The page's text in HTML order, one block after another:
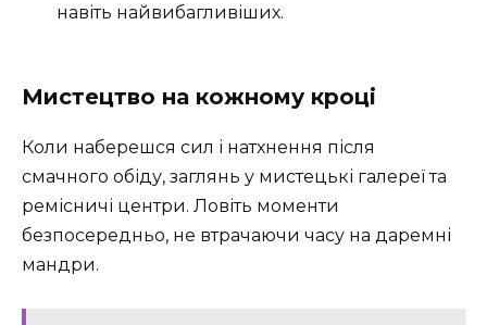
навіть найвибагливіших.
Мистецтво на кожному кроці
Коли наберешся сил і натхнення після
смачного обіду, заглянь у мистецькі галереї та
ремісничі центри. Ловіть моменти
безпосередньо, не втрачаючи часу на даремні
мандри.